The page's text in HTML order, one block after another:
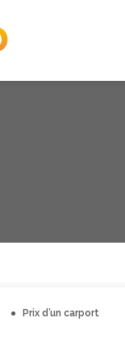
Prix d’un carport